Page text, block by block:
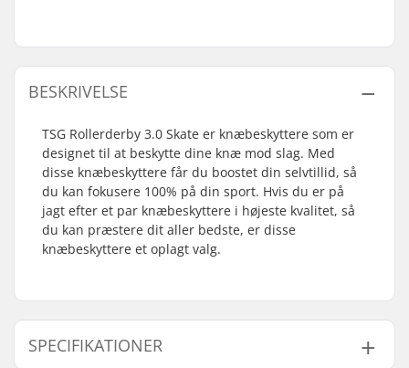
BESKRIVELSE
TSG Rollerderby 3.0 Skate er knæbeskyttere som er
designet til at beskytte dine knæ mod slag. Med
disse knæbeskyttere får du boostet din selvtillid, så
du kan fokusere 100% på din sport. Hvis du er på
jagt efter et par knæbeskyttere i højeste kvalitet, så
du kan præstere dit aller bedste, er disse
knæbeskyttere et oplagt valg.
SPECIFIKATIONER